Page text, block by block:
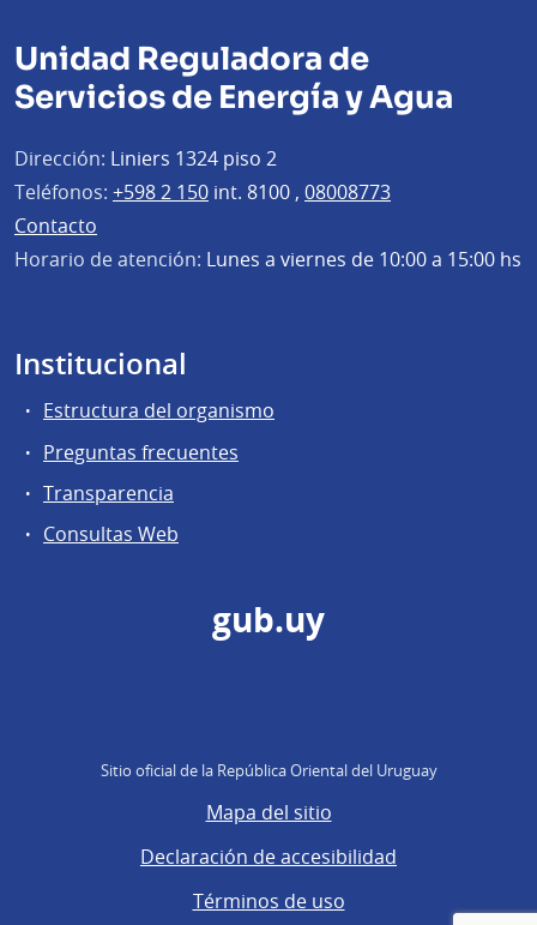
Unidad Reguladora de
Servicios de Energía y Agua
Dirección: Liniers 1324 piso 2
Teléfonos: +598 2 150 int. 8100 , 08008773
Contacto
Horario de atención: Lunes a viernes de 10:00 a 15:00 hs
Institucional
Estructura del organismo
Preguntas frecuentes
Transparencia
Consultas Web
gub.uy
Sitio oficial de la República Oriental del Uruguay
Mapa del sitio
Declaración de accesibilidad
Términos de uso